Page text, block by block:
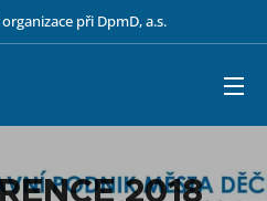
při DpmD, a.s.
2018